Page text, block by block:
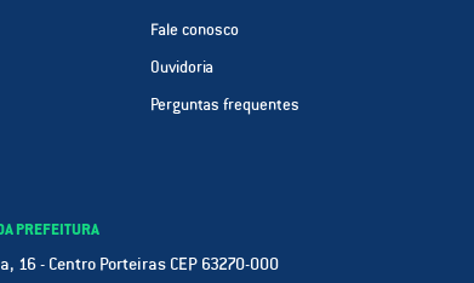
Fale conosco
Ouvidoria
Perguntas frequentes
PREFEITURA
16 - Centro Porteiras CEP 63270-000